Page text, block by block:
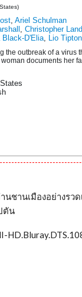
Ariel Schulman
Christopher
Black-D'Elia Lio Tipton
the outbreak of a virus
documents her
ชานเมืองอย่างรว
ตัน